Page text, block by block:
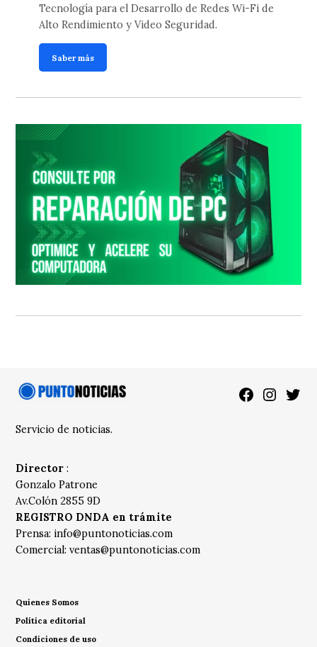
Tecnología para el Desarrollo de Redes Wi-Fi de
Alto Rendimiento y Video Seguridad.
Saber más
Facebook
Servicio de noticias.
Director :
Gonzalo Patrone
Av.Colón 2855 9D
REGISTRO DNDA en trámite
Prensa: info@puntonoticias.com
Comercial:ventas@puntonoticias.com
Quienes Somos
Política editorial
Condiciones de uso